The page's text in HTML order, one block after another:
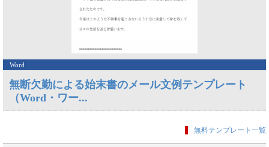
Word
無断欠勤による始末書のメール文例テンプレート
（Word・ワー...
無料テンプレート一覧